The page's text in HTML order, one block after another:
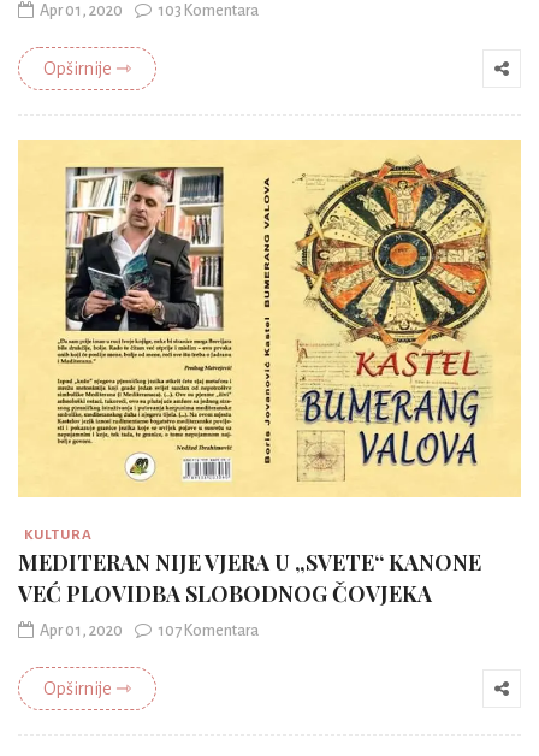
Apr 01, 2020 103 Komentara
Opširnije ⇾
KULTURA
MEDITERAN NIJE VJERA U „SVETE“ KANONE
VEĆ PLOVIDBA SLOBODNOG ČOVJEKA
Apr 01, 2020 107 Komentara
Opširnije ⇾